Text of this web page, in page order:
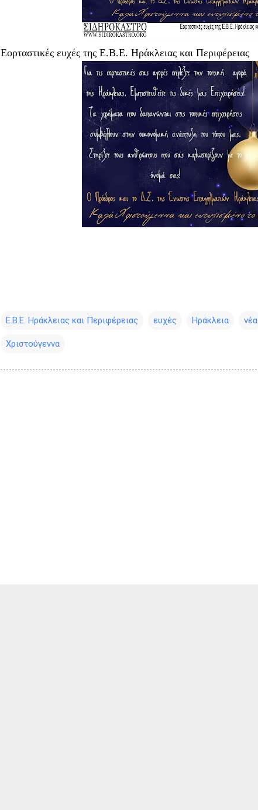
Εορταστικές ευχές της Ε.Β.Ε. Ηράκλειας και Περιφέρειας
Ε.Β.Ε. Ηράκλειας και Περιφέρειας ευχές Ηράκλεια νέα
Χριστούγεννα